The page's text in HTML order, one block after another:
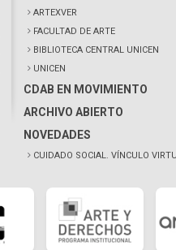
ARTEXVER
FACULTAD DE ARTE
BIBLIOTECA CENTRAL UNICEN
UNICEN
CDAB EN MOVIMIENTO
ARCHIVO ABIERTO
NOVEDADES
CUIDADO SOCIAL. VÍNCULO